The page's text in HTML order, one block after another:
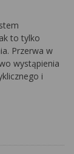
to tylko
Przerwa w
wystąpienia
i